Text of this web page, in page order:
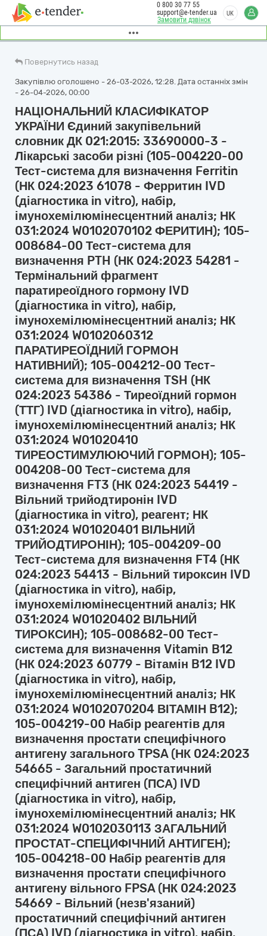
Замовити дзвінок
0 800 30 77 55
support@e-tender.ua
UK
Повернутись назад
Закупівлю оголошено - 26-03-2026, 12:28. Дата останніх змін
- 26-04-2026, 00:00
НАЦІОНАЛЬНИЙ КЛАСИФІКАТОР
УКРАЇНИ Єдиний закупівельний
словник ДК 021:2015: 33690000-3 -
Лікарські засоби різні (105-004220-00
Тест-система для визначення Ferritin
(НК 024:2023 61078 - Ферритин IVD
(діагностика in vitro), набір,
імунохемілюмінесцентний аналіз; НК
031:2024 W0102070102 ФЕРИТИН); 105-
008684-00 Тест-система для
визначення PTH (НК 024:2023 54281 -
Термінальний фрагмент
паратиреоїдного гормону IVD
(діагностика in vitro), набір,
імунохемілюмінесцентний аналіз; НК
031:2024 W0102060312
ПАРАТИРЕОЇДНИЙ ГОРМОН
НАТИВНИЙ); 105-004212-00 Тест-
система для визначення TSH (НК
024:2023 54386 - Тиреоїдний гормон
(ТТГ) IVD (діагностика in vitro), набір,
імунохемілюмінесцентний аналіз; НК
031:2024 W01020410
ТИРЕОСТИМУЛЮЮЧИЙ ГОРМОН); 105-
004208-00 Тест-система для
визначення FT3 (НК 024:2023 54419 -
Вільний трийодтиронін IVD
(діагностика in vitro), реагент; НК
031:2024 W01020401 ВІЛЬНИЙ
ТРИЙОДТИРОНІН); 105-004209-00
Тест-система для визначення FT4 (НК
024:2023 54413 - Вільний тироксин IVD
(діагностика in vitro), набір,
імунохемілюмінесцентний аналіз; НК
031:2024 W01020402 ВІЛЬНИЙ
ТИРОКСИН); 105-008682-00 Тест-
система для визначення Vitamin B12
(НК 024:2023 60779 - Вітамін B12 IVD
(діагностика in vitro), набір,
імунохемілюмінесцентний аналіз; НК
031:2024 W0102070204 ВІТАМІН B12);
105-004219-00 Набір реагентів для
визначення простати специфічного
антигену загального TPSA (НК 024:2023
54665 - Загальний простатичний
специфічний антиген (ПСА) IVD
(діагностика in vitro), набір,
імунохемілюмінесцентний аналіз; НК
031:2024 W0102030113 ЗАГАЛЬНИЙ
ПРОСТАТ-СПЕЦИФІЧНИЙ АНТИГЕН);
105-004218-00 Набір реагентів для
визначення простати специфічного
антигену вільного FPSA (НК 024:2023
54669 - Вільний (незв'язаний)
простатичний специфічний антиген
(ПСА) IVD (діагностика in vitro), набір,